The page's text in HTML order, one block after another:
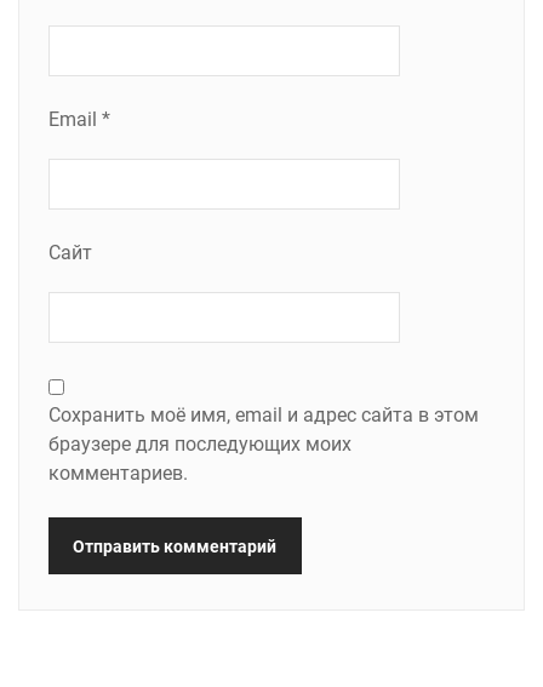
Email *
Сайт
Сохранить моё имя, email и адрес сайта в этом
браузере для последующих моих
комментариев.